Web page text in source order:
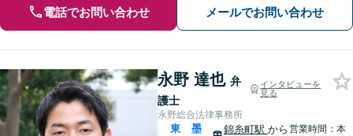
電話でお問い合わせ メールでお問い合わせ
永野 達也 弁
護士
インタビューを
見る
永野総合法律事務所
東
墨
錦糸町駅 から 営業時間：本